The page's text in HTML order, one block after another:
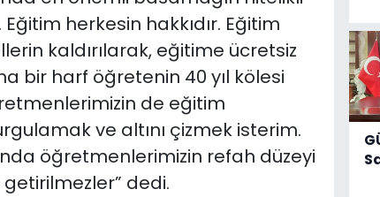
herkesin hakkıdır. Eğitim
kaldırılarak, eğitime ücretsiz
bir harf öğretenin 40 yıl kölesi
de eğitim
ve altını çizmek isterim.
öğretmenlerimizin refah düzeyi
dedi.